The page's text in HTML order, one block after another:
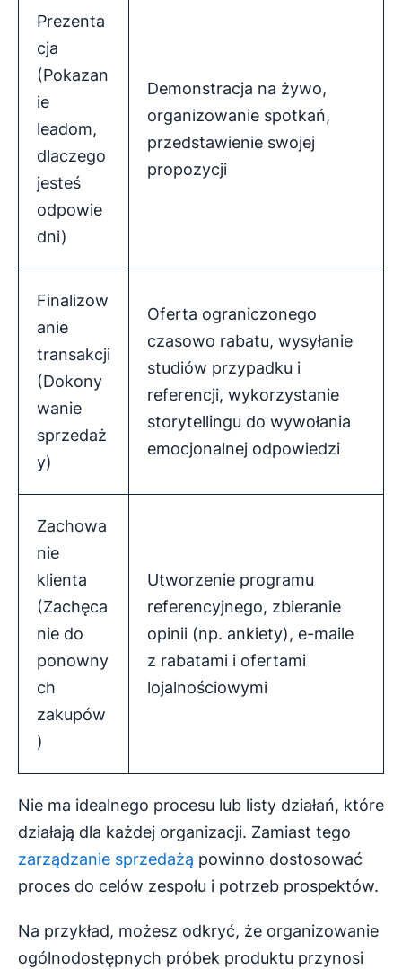
Prezenta
cja
(Pokazan
ie
leadom,
dlaczego
jesteś
odpowie
dni)
Demonstracja na żywo,
organizowanie spotkań,
przedstawienie swojej
propozycji
Finalizow
anie
transakcji
(Dokony
wanie
sprzedaż
y)
Oferta ograniczonego
czasowo rabatu, wysyłanie
studiów przypadku i
referencji, wykorzystanie
storytellingu do wywołania
emocjonalnej odpowiedzi
Zachowa
nie
klienta
(Zachęca
nie do
ponowny
ch
zakupów
)
Utworzenie programu
referencyjnego, zbieranie
opinii (np. ankiety), e-maile
z rabatami i ofertami
lojalnościowymi
Nie ma idealnego procesu lub listy działań, które
działają dla każdej organizacji. Zamiast tego
zarządzanie sprzedażą powinno dostosować
proces do celów zespołu i potrzeb prospektów.
Na przykład, możesz odkryć, że organizowanie
ogólnodostępnych próbek produktu przynosi